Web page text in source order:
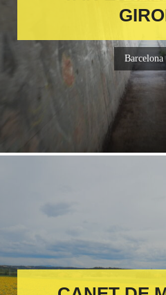
Barcelona